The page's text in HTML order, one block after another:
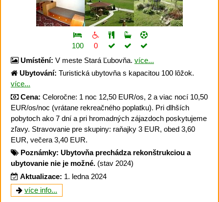
100
0
Umístění: V meste Stará Ľubovňa. více...
Ubytování: Turistická ubytovňa s kapacitou 100 lôžok.
více...
Cena: Celoročne: 1 noc 12,50 EUR/os, 2 a viac nocí 10,50
EUR/os/noc (vrátane rekreačného poplatku). Pri dlhších
pobytoch ako 7 dní a pri hromadných zájazdoch poskytujeme
zľavy. Stravovanie pre skupiny: raňajky 3 EUR, obed 3,60
EUR, večera 3,40 EUR.
Poznámky: Ubytovňa prechádza rekonštrukciou a
ubytovanie nie je možné. (stav 2024)
Aktualizace: 1. ledna 2024
více info...